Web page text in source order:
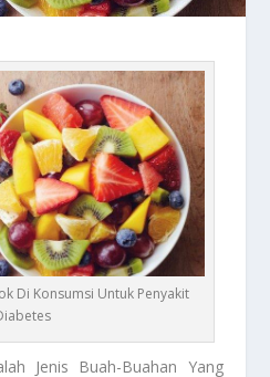
Di Konsumsi Untuk Penyakit
Jenis Buah-Buahan Yang